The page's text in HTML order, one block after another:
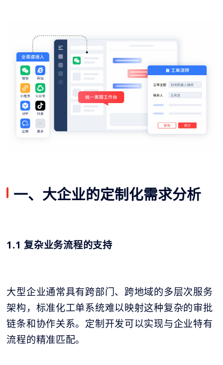
一、大企业的定制化需求分析
1.1 复杂业务流程的支持
大型企业通常具有跨部门、跨地域的多层次服务
架构，标准化工单系统难以映射这种复杂的审批
链条和协作关系。定制开发可以实现与企业特有
流程的精准匹配。